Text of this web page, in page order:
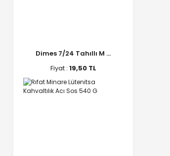
Dimes 7/24 Tahıllı M ...
Fiyat : 19,50 TL